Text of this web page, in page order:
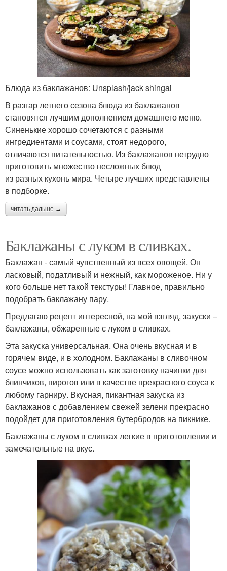
Блюда из баклажанов: Unsplash/jack shingai
В разгар летнего сезона блюда из баклажанов
становятся лучшим дополнением домашнего меню.
Синенькие хорошо сочетаются с разными
ингредиентами и соусами, стоят недорого,
отличаются питательностью. Из баклажанов нетрудно
приготовить множество несложных блюд
из разных кухонь мира. Четыре лучших представлены
в подборке.
читать дальше →
Баклажаны с луком в сливках.
Баклажан - самый чувственный из всех овощей. Он
ласковый, податливый и нежный, как мороженое. Ни у
кого больше нет такой текстуры! Главное, правильно
подобрать баклажану пару.
Предлагаю рецепт интересной, на мой взгляд, закуски –
баклажаны, обжаренные с луком в сливках.
Эта закуска универсальная. Она очень вкусная и в
горячем виде, и в холодном. Баклажаны в сливочном
соусе можно использовать как заготовку начинки для
блинчиков, пирогов или в качестве прекрасного соуса к
любому гарниру. Вкусная, пикантная закуска из
баклажанов с добавлением свежей зелени прекрасно
подойдет для приготовления бутербродов на пикнике.
Баклажаны с луком в сливках легкие в приготовлении и
замечательные на вкус.